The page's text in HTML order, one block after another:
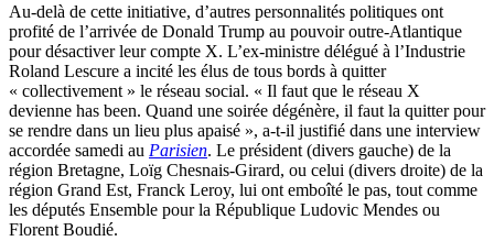
Au-delà de cette initiative, d’autres personnalités politiques ont
profité de l’arrivée de Donald Trump au pouvoir outre-Atlantique
pour désactiver leur compte X. L’ex-ministre délégué à l’Industrie
Roland Lescure a incité les élus de tous bords à quitter
« collectivement » le réseau social. « Il faut que le réseau X
devienne has been. Quand une soirée dégénère, il faut la quitter pour
se rendre dans un lieu plus apaisé », a-t-il justifié dans une interview
accordée samedi au Parisien. Le président (divers gauche) de la
région Bretagne, Loïg Chesnais-Girard, ou celui (divers droite) de la
région Grand Est, Franck Leroy, lui ont emboîté le pas, tout comme
les députés Ensemble pour la République Ludovic Mendes ou
Florent Boudié.